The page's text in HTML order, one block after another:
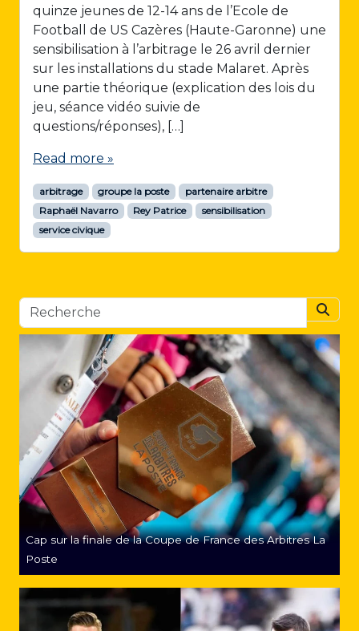
quinze jeunes de 12-14 ans de l’Ecole de
Football de US Cazères (Haute-Garonne) une
sensibilisation à l’arbitrage le 26 avril dernier
sur les installations du stade Malaret. Après
une partie théorique (explication des lois du
jeu, séance vidéo suivie de
questions/réponses), […]
Read more »
arbitrage groupe la poste
partenaire arbitre
Raphaël Navarro
Rey Patrice
sensibilisation
service civique
Cap sur la finale de la Coupe de France des Arbitres La
Poste